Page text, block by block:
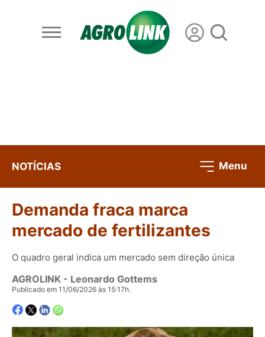
NOTÍCIAS Menu
Demanda fraca marca
mercado de fertilizantes
O quadro geral indica um mercado sem direção única
AGROLINK - Leonardo Gottems
Publicado em 11/06/2026 às 15:17h.